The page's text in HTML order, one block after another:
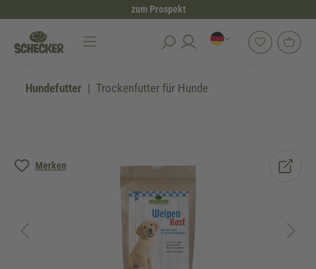
zum Prospekt
Hundefutter Trockenfutter für Hunde
Merken
Bildergalerie überspringen